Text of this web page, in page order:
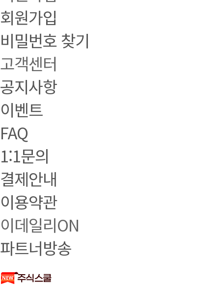
회원가입
비밀번호 찾기
고객센터
공지사항
이벤트
FAQ
1:1문의
결제안내
이용약관
이데일리ON
파트너방송